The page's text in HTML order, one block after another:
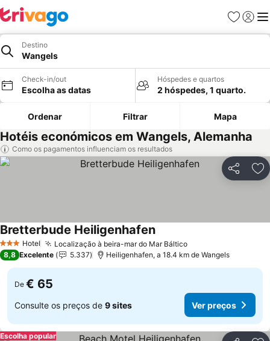
Favoritos
Iniciar
Destino
Wangels
Check-in/out
Escolha as datas
Hóspedes e quartos
2 hóspedes, 1 quarto.
Ordenar Filtrar Mapa
Hotéis económicos em Wangels, Alemanha
Como os pagamentos influenciam os resultados
Partilhar
3 EstrelasHotel Localização à beira-mar do Mar BálticoVer preços
Bretterbude HeiligenhafenVer preços
8,8 Excelente 5.337 Heiligenhafen, a 18.4 km de Wangels
De € 65
Consulte os preços de 9 sites Ver preços
Escolha popular